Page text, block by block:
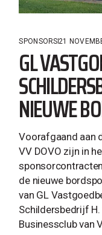
SPONSORS21
GL
NIEUWE
Voorafgaand aan
VV DOVO zijn in
de nieuwe
van GL
Schildersbedrijf
Businessclub van